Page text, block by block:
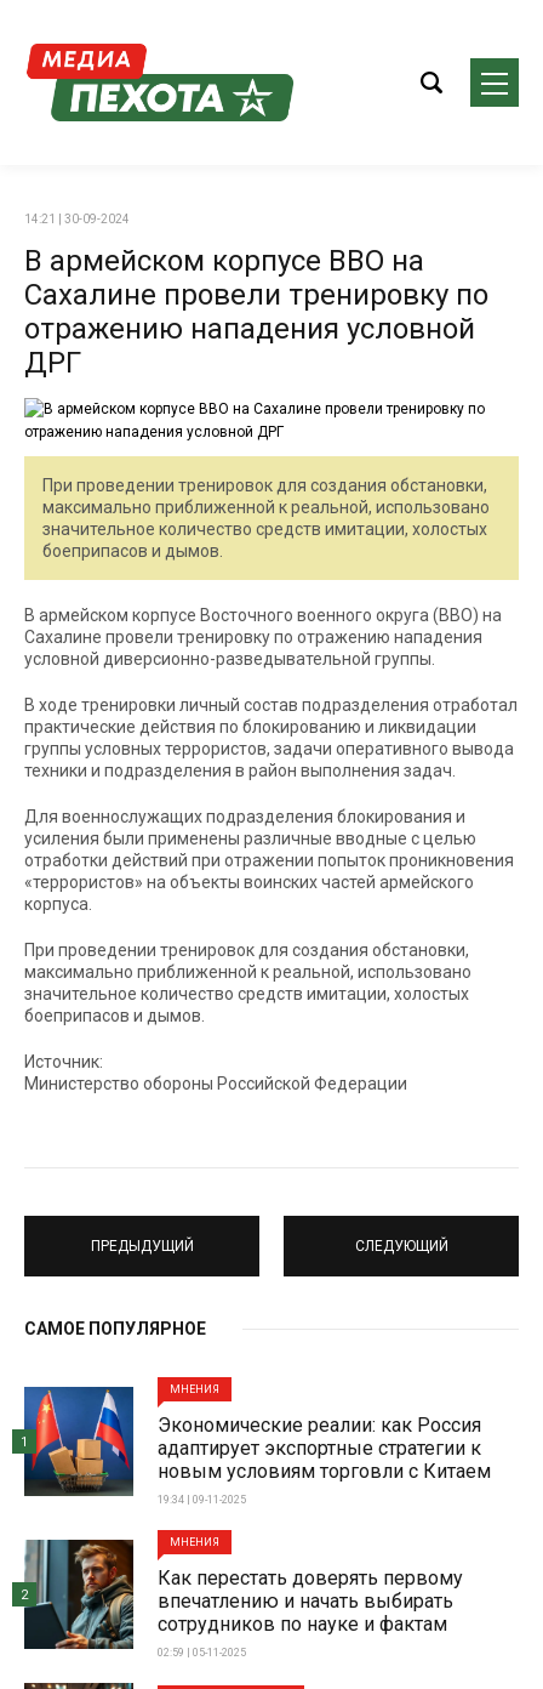
14:21 | 30-09-2024
В армейском корпусе ВВО на
Сахалине провели тренировку по
отражению нападения условной
ДРГ
При проведении тренировок для создания обстановки,
максимально приближенной к реальной, использовано
значительное количество средств имитации, холостых
боеприпасов и дымов.
В армейском корпусе Восточного военного округа (ВВО) на
Сахалине провели тренировку по отражению нападения
условной диверсионно-разведывательной группы.
В ходе тренировки личный состав подразделения отработал
практические действия по блокированию и ликвидации
группы условных террористов, задачи оперативного вывода
техники и подразделения в район выполнения задач.
Для военнослужащих подразделения блокирования и
усиления были применены различные вводные с целью
отработки действий при отражении попыток проникновения
«террористов» на объекты воинских частей армейского
корпуса.
При проведении тренировок для создания обстановки,
максимально приближенной к реальной, использовано
значительное количество средств имитации, холостых
боеприпасов и дымов.
Источник:
Министерство обороны Российской Федерации
ПРЕДЫДУЩИЙ СЛЕДУЮЩИЙ
САМОЕ ПОПУЛЯРНОЕ
МНЕНИЯ
Экономические реалии: как Россия
адаптирует экспортные стратегии к
новым условиям торговли с Китаем
19:34 | 09-11-2025
1
МНЕНИЯ
Как перестать доверять первому
впечатлению и начать выбирать
сотрудников по науке и фактам
02:59 | 05-11-2025
2